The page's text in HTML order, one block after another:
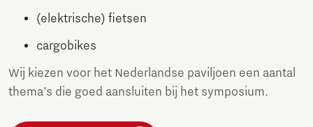
(elektrische) fietsen
cargobikes
Wij kiezen voor het Nederlandse paviljoen een aantal
thema’s die goed aansluiten bij het symposium.